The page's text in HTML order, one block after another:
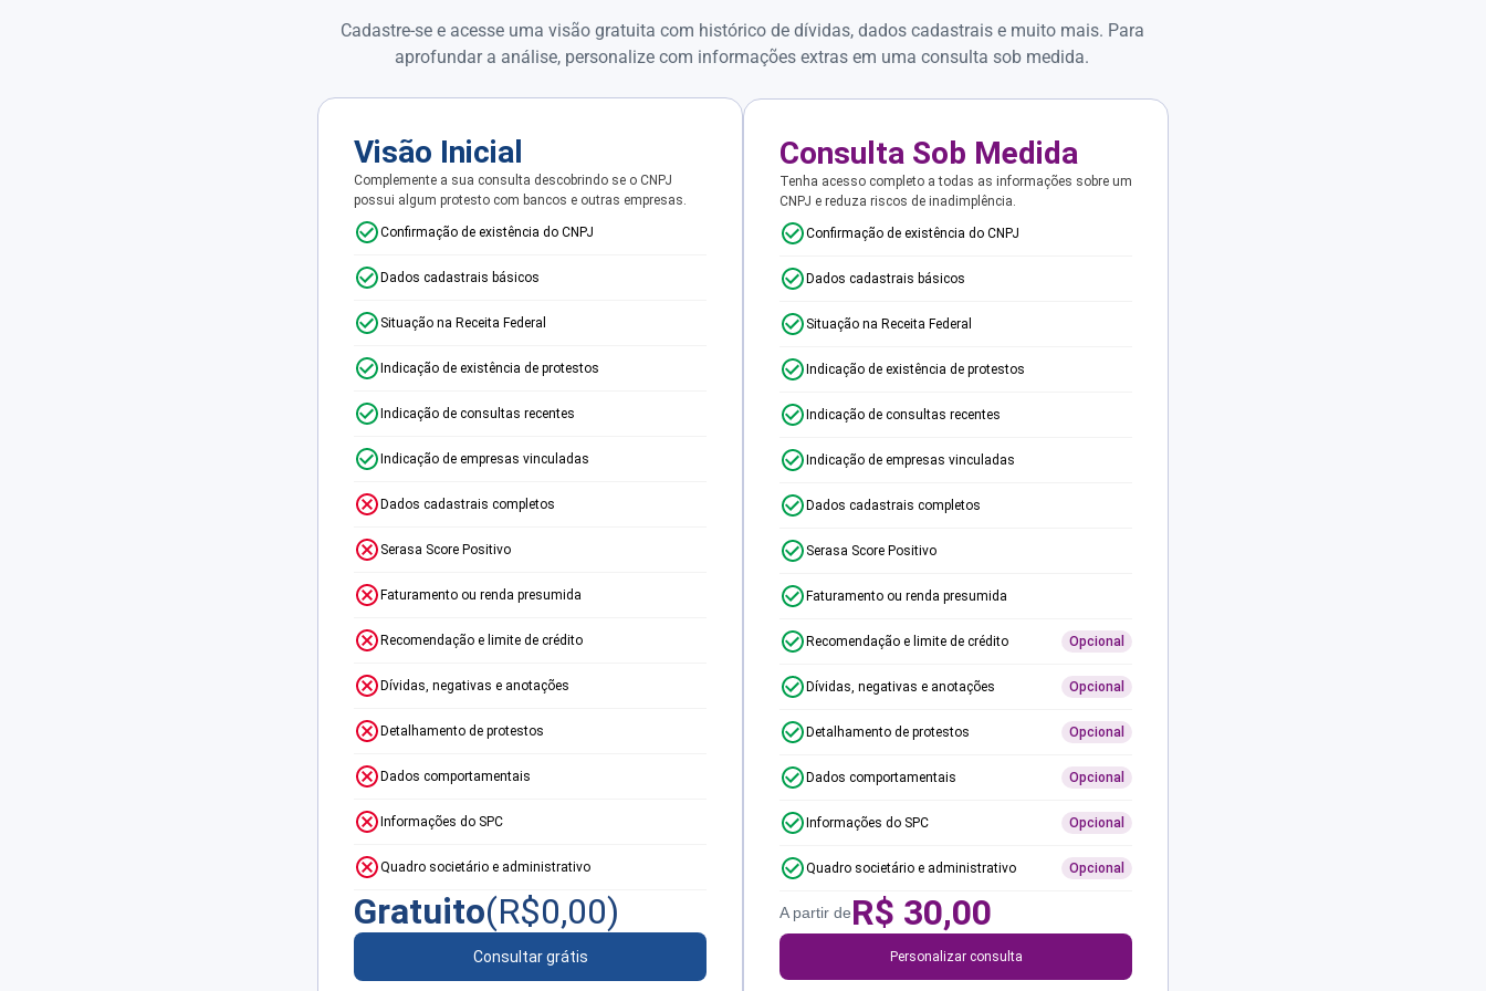
Cadastre-se e acesse uma visão gratuita com histórico de dívidas, dados cadastrais e muito mais. Para
aprofundar a análise, personalize com informações extras em uma consulta sob medida.
Visão Inicial
Complemente a sua consulta descobrindo se o CNPJ
possui algum protesto com bancos e outras empresas.
Confirmação de existência do CNPJ
Dados cadastrais básicos
Situação na Receita Federal
Indicação de existência de protestos
Indicação de consultas recentes
Indicação de empresas vinculadas
Dados cadastrais completos
Serasa Score Positivo
Faturamento ou renda presumida
Recomendação e limite de crédito
Dívidas, negativas e anotações
Detalhamento de protestos
Dados comportamentais
Informações do SPC
Quadro societário e administrativo
Gratuito(R$0,00)
Consultar grátis
Consulta Sob Medida
Tenha acesso completo a todas as informações sobre um
CNPJ e reduza riscos de inadimplência.
Confirmação de existência do CNPJ
Dados cadastrais básicos
Situação na Receita Federal
Indicação de existência de protestos
Indicação de consultas recentes
Indicação de empresas vinculadas
Dados cadastrais completos
Serasa Score Positivo
Faturamento ou renda presumida
Recomendação e limite de crédito Opcional
Dívidas, negativas e anotações Opcional
Detalhamento de protestos Opcional
Dados comportamentais Opcional
Informações do SPC Opcional
Quadro societário e administrativo Opcional
A partir deR$ 30,00
Personalizar consulta